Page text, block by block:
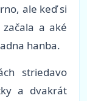
ale keď si
a aké
hanba.
striedavo
a dvakrát